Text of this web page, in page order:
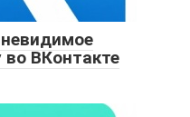
ВКонтакте